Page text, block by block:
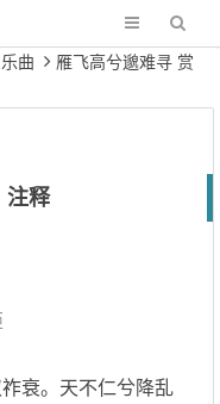
乐曲
雁飞高兮邈难寻 赏
注释
衰。天不仁兮降乱